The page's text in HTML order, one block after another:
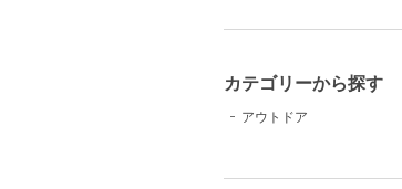
カテゴリーから探す
アウトドア